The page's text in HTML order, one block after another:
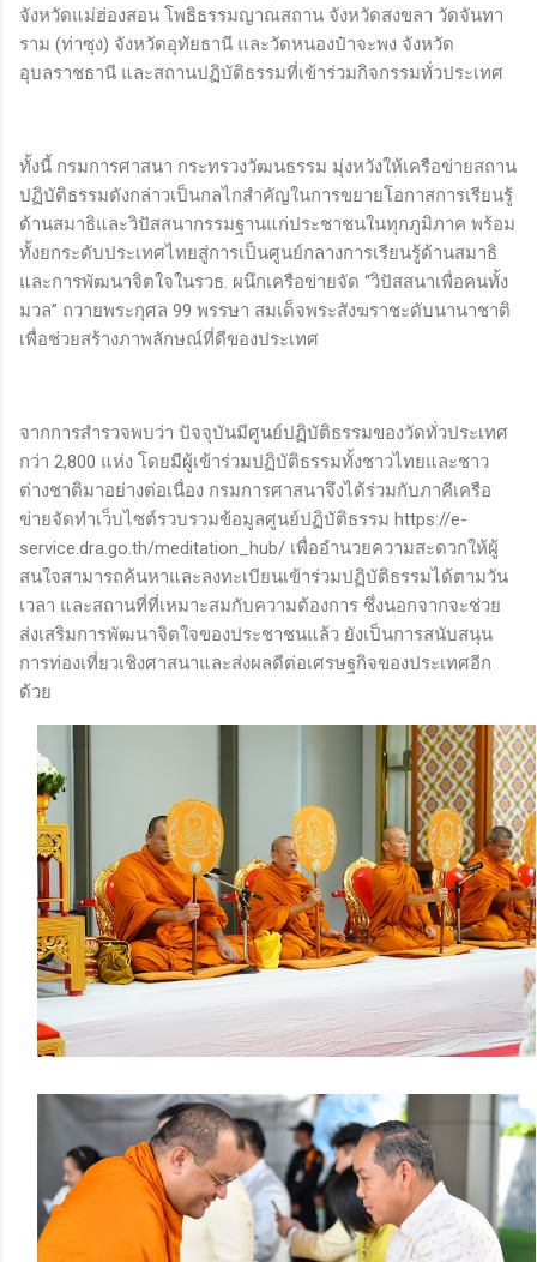
จังหวัดแม่ฮ่องสอน โพธิธรรมญาณสถาน จังหวัดสงขลา วัดจันทา
ราม (ท่าซุง) จังหวัดอุทัยธานี และวัดหนองป๋าจะพง จังหวัด
อุบลราชธานี และสถานปฏิบัติธรรมที่เข้าร่วมกิจกรรมทั่วประเทศ
ทั้งนี้ กรมการศาสนา กระทรวงวัฒนธรรม มุ่งหวังให้เครือข่ายสถาน
ปฏิบัติธรรมดังกล่าวเป็นกลไกสำคัญในการขยายโอกาสการเรียนรู้
ด้านสมาธิและวิปัสสนากรรมฐานแก่ประชาชนในทุกภูมิภาค พร้อม
ทั้งยกระดับประเทศไทยสู่การเป็นศูนย์กลางการเรียนรู้ด้านสมาธิ
และการพัฒนาจิตใจในรวธ. ผนึกเครือข่ายจัด “วิปัสสนาเพื่อคนทั้ง
มวล” ถวายพระกุศล 99 พรรษา สมเด็จพระสังฆราชะดับนานาชาติ
เพื่อช่วยสร้างภาพลักษณ์ที่ดีของประเทศ
จากการสำรวจพบว่า ปัจจุบันมีศูนย์ปฏิบัติธรรมของวัดทั่วประเทศ
กว่า 2,800 แห่ง โดยมีผู้เข้าร่วมปฏิบัติธรรมทั้งชาวไทยและชาว
ต่างชาติมาอย่างต่อเนื่อง กรมการศาสนาจึงได้ร่วมกับภาคีเครือ
ข่ายจัดทำเว็บไซต์รวบรวมข้อมูลศูนย์ปฏิบัติธรรม https://e-
service.dra.go.th/meditation_hub/ เพื่ออำนวยความสะดวกให้ผู้
สนใจสามารถค้นหาและลงทะเบียนเข้าร่วมปฏิบัติธรรมได้ตามวัน
เวลา และสถานที่ที่เหมาะสมกับความต้องการ ซึ่งนอกจากจะช่วย
ส่งเสริมการพัฒนาจิตใจของประชาชนแล้ว ยังเป็นการสนับสนุน
การท่องเที่ยวเชิงศาสนาและส่งผลดีต่อเศรษฐกิจของประเทศอีก
ด้วย